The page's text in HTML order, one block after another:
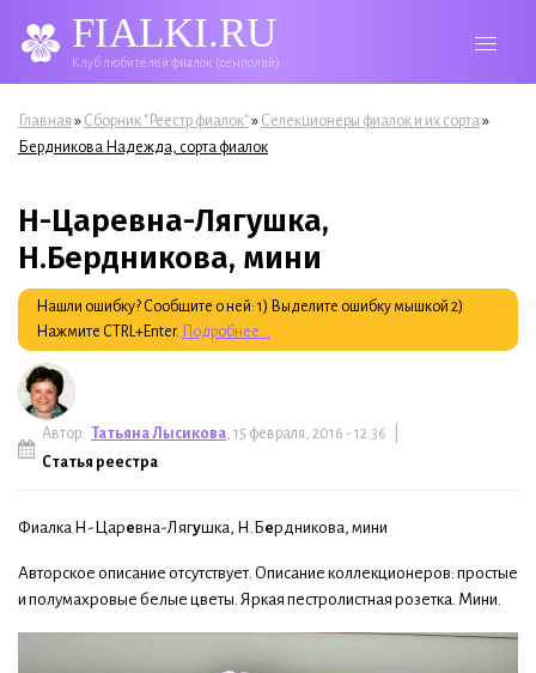
FIALKI.RU
Клуб любителей фиалок (сенполий)
Вы здесь
Главная » Сборник "Реестр фиалок"» Селекционеры фиалок и их сорта »
Бердникова Надежда, сорта фиалок
Н-Царевна-Лягушка,
Н.Бердникова, мини
Нашли ошибку? Сообщите о ней: 1) Выделите ошибку мышкой 2)
Нажмите CTRL+Enter. Подробнее...
Автор: Татьяна Лысикова, 15 февраля, 2016 - 12:36 |
Статья реестра
Фиалка Н-Царевна-Лягушка, Н.Бердникова, мини
Авторское описание отсутствует. Описание коллекционеров: простые
и полумахровые белые цветы. Яркая пестролистная розетка. Мини.